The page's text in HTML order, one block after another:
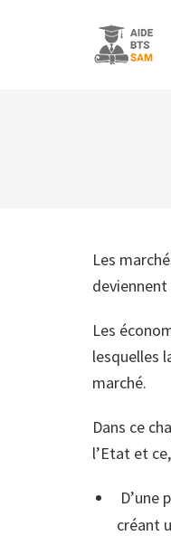
Les
deviennent
Les
lesquelles
marché.
Dans ce
l’Etat et ce,
D’une
créant